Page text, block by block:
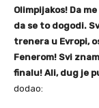
Olimpijakos! Da
da se to dogodi.
trenera u Evropi,
Fenerom! Svi
finalu! Ali, dug je
dodao: